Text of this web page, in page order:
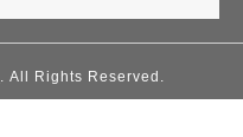
. All Rights Reserved.